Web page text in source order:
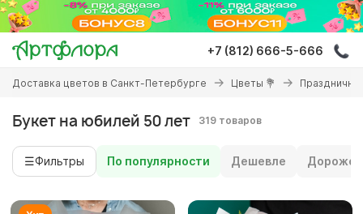
Перейти
основному
содержанию
+7 (812) 666-5-666
Вы
здесь
Доставка цветов в Санкт-Петербурге Цветы 💐
Букет на юбилей 50 лет 319 товаров
☰Фильтры По популярности Дешевле Дороже